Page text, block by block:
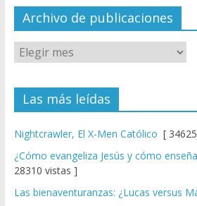
el
Archivo de publicaciones
Las más leídas
Nightcrawler, El X-Men Católico [
¿Cómo evangeliza Jesús y cómo
28310 vistas ]
Las bienaventuranzas: ¿Lucas versus